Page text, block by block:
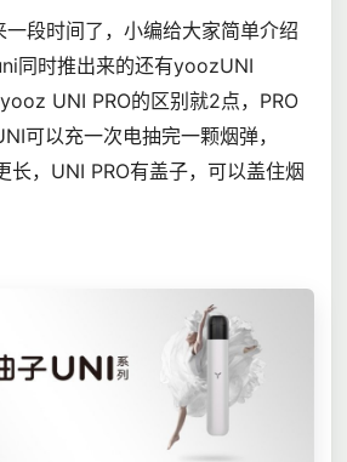
段时间了，小编给大家简单介绍
同时推出来的还有yoozUNI
UNI PRO的区别就2点，PRO
可以充一次电抽完一颗烟弹，
长，UNI PRO有盖子，可以盖住烟